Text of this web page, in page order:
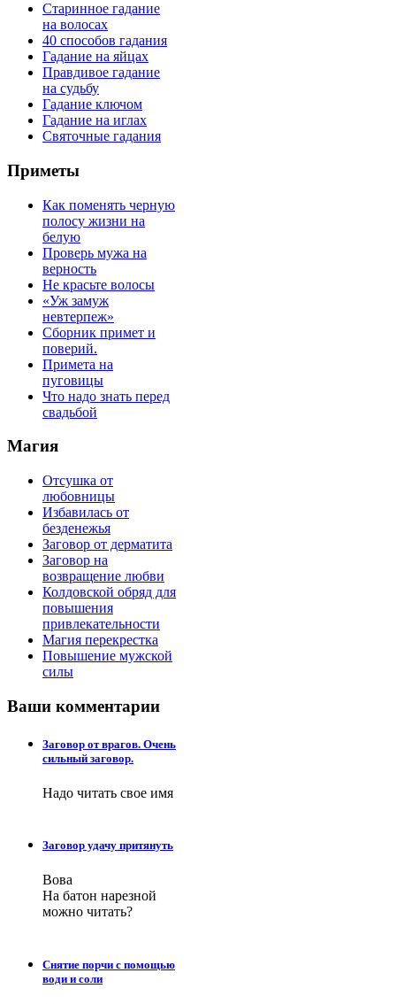
Старинное гадание
на волосах
40 способов гадания
Гадание на яйцах
Правдивое гадание
на судьбу
Гадание ключом
Гадание на иглах
Святочные гадания
Приметы
Как поменять черную
полосу жизни на
белую
Проверь мужа на
верность
Не красьте волосы
«Уж замуж
невтерпеж»
Сборник примет и
поверий.
Примета на
пуговицы
Что надо знать перед
свадьбой
Магия
Отсушка от
любовницы
Избавилась от
безденежья
Заговор от дерматита
Заговор на
возвращение любви
Колдовской обряд для
повышения
привлекательности
Магия перекрестка
Повышение мужской
силы
Ваши комментарии
Заговор от врагов. Очень
сильный заговор.
Надо читать свое имя
Заговор удачу притянуть
Вова
На батон нарезной
можно читать?
Снятие порчи с помощью
води и соли